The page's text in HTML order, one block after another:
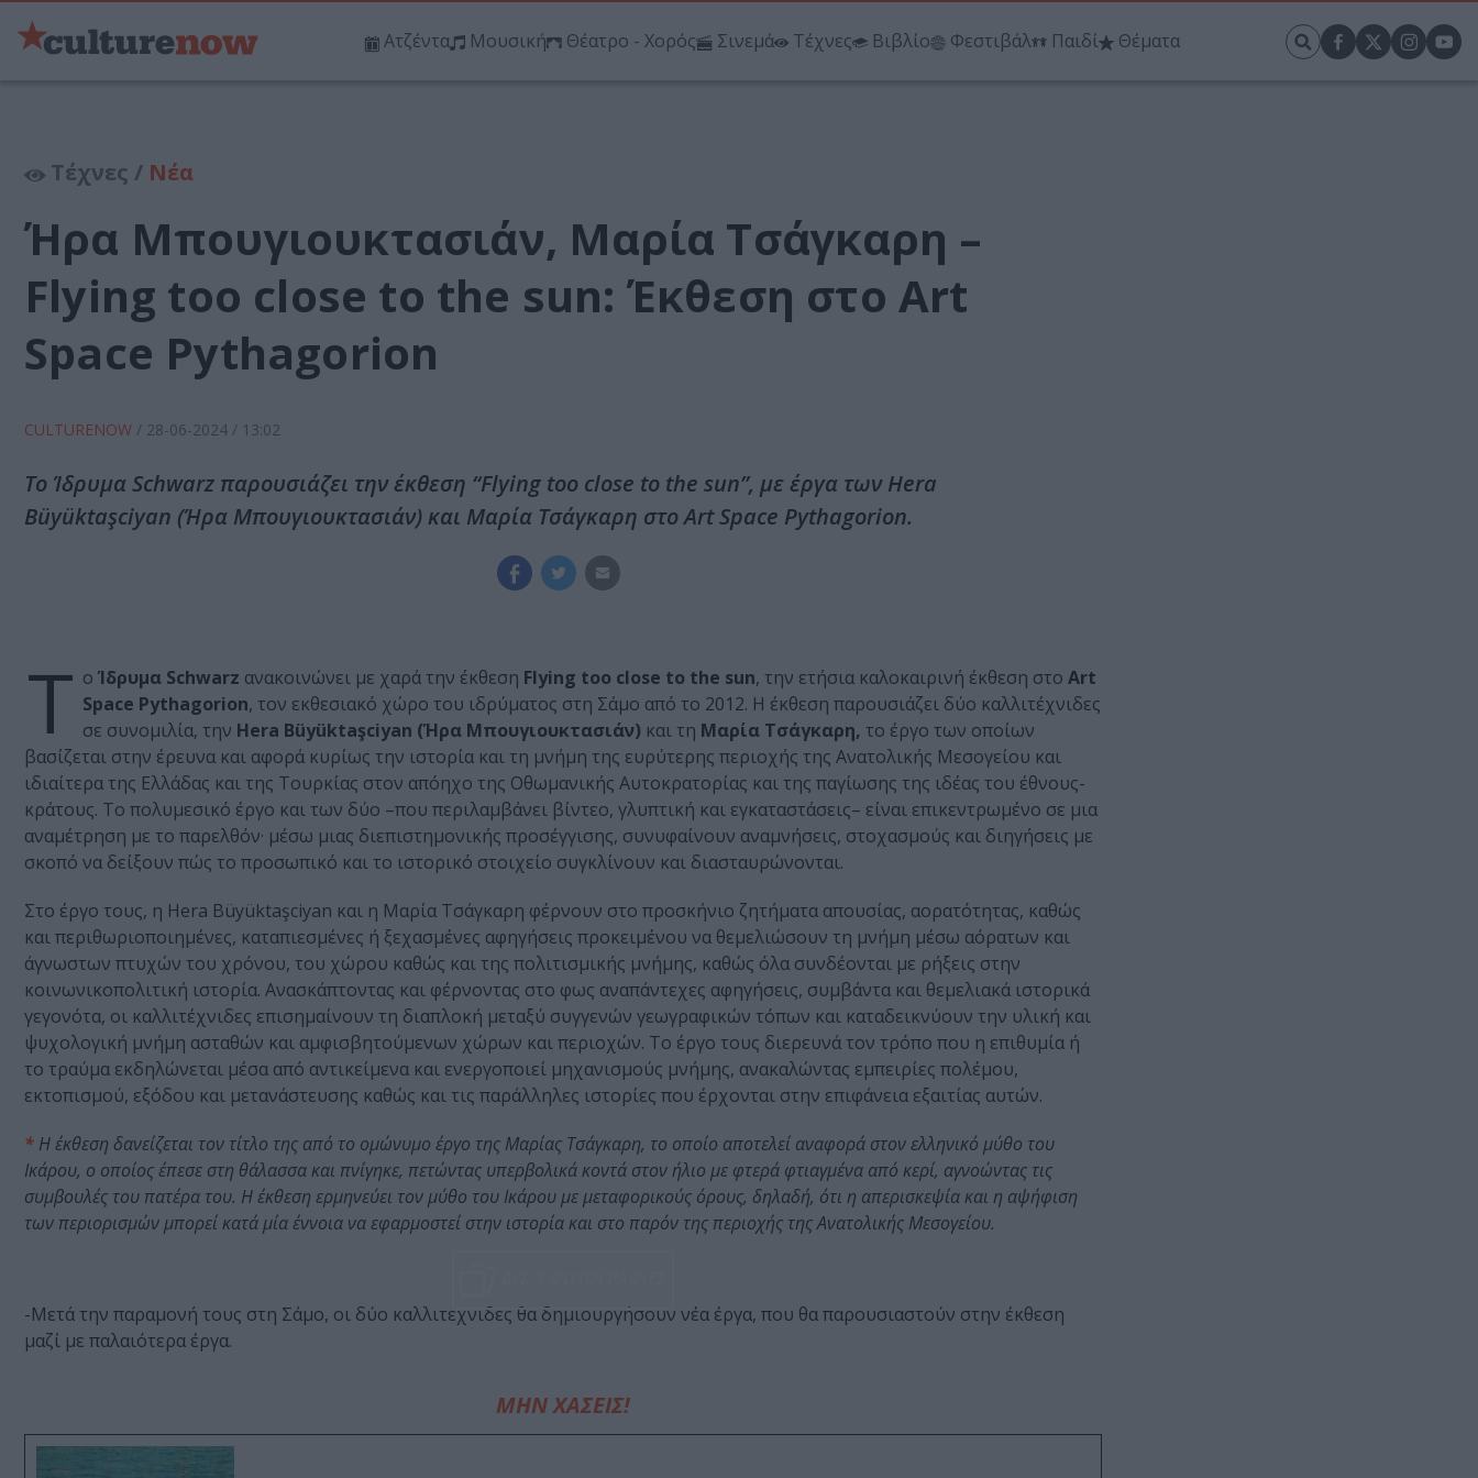
Ατζέντα Μουσική Θέατρο - Χορός Σινεμά Τέχνες Βιβλίο Φεστιβάλ Παιδί Θέματα
Τέχνες / Νέα
Ήρα Μπουγιουκτασιάν, Μαρία Τσάγκαρη –
Flying too close to the sun: Έκθεση στο Art
Space Pythagorion
CULTURENOW / 28-06-2024 / 13:02
To Ίδρυμα Schwarz παρουσιάζει την έκθεση “Flying too close to the sun”, με έργα των Hera
Büyüktaşciyan (Ήρα Μπουγιουκτασιάν) και Μαρία Τσάγκαρη στο Art Space Pythagorion.
Τ ο Ίδρυμα Schwarz ανακοινώνει με χαρά την έκθεση Flying too close to the sun, την ετήσια καλοκαιρινή έκθεση στο Art
Space Pythagorion, τον εκθεσιακό χώρο του ιδρύματος στη Σάμο από το 2012. Η έκθεση παρουσιάζει δύο καλλιτέχνιδες
σε συνομιλία, την Hera Büyüktaşciyan (Ήρα Μπουγιουκτασιάν) και τη Μαρία Τσάγκαρη, το έργο των οποίων
βασίζεται στην έρευνα και αφορά κυρίως την ιστορία και τη μνήμη της ευρύτερης περιοχής της Ανατολικής Μεσογείου και
ιδιαίτερα της Ελλάδας και της Τουρκίας στον απόηχο της Οθωμανικής Αυτοκρατορίας και της παγίωσης της ιδέας του έθνους-
κράτους. Το πολυμεσικό έργο και των δύο –που περιλαμβάνει βίντεο, γλυπτική και εγκαταστάσεις­– είναι επικεντρωμένο σε μια
αναμέτρηση με το παρελθόν· μέσω μιας διεπιστημονικής προσέγγισης, συνυφαίνουν αναμνήσεις, στοχασμούς και διηγήσεις με
σκοπό να δείξουν πώς το προσωπικό και το ιστορικό στοιχείο συγκλίνουν και διασταυρώνονται.
Στο έργο τους, η Hera Büyüktaşciyan και η Μαρία Τσάγκαρη φέρνουν στο προσκήνιο ζητήματα απουσίας, αορατότητας, καθώς
και περιθωριοποιημένες, καταπιεσμένες ή ξεχασμένες αφηγήσεις προκειμένου να θεμελιώσουν τη μνήμη μέσω αόρατων και
άγνωστων πτυχών του χρόνου, του χώρου καθώς και της πολιτισμικής μνήμης, καθώς όλα συνδέονται με ρήξεις στην
κοινωνικοπολιτική ιστορία. Ανασκάπτοντας και φέρνοντας στο φως αναπάντεχες αφηγήσεις, συμβάντα και θεμελιακά ιστορικά
γεγονότα, οι καλλιτέχνιδες επισημαίνουν τη διαπλοκή μεταξύ συγγενών γεωγραφικών τόπων και καταδεικνύουν την υλική και
ψυχολογική μνήμη ασταθών και αμφισβητούμενων χώρων και περιοχών. Το έργο τους διερευνά τον τρόπο που η επιθυμία ή
το τραύμα εκδηλώνεται μέσα από αντικείμενα και ενεργοποιεί μηχανισμούς μνήμης, ανακαλώντας εμπειρίες πολέμου,
εκτοπισμού, εξόδου και μετανάστευσης καθώς και τις παράλληλες ιστορίες που έρχονται στην επιφάνεια εξαιτίας αυτών.
* Η έκθεση δανείζεται τον τίτλο της από το ομώνυμο έργο της Μαρίας Τσάγκαρη, το οποίο αποτελεί αναφορά στον ελληνικό μύθο του
Ικάρου, ο οποίος έπεσε στη θάλασσα και πνίγηκε, πετώντας υπερβολικά κοντά στον ήλιο με φτερά φτιαγμένα από κερί, αγνοώντας τις
συμβουλές του πατέρα του. Η έκθεση ερμηνεύει τον μύθο του Ικάρου με μεταφορικούς όρους, δηλαδή, ότι η απερισκεψία και η αψήφιση
των περιορισμών μπορεί κατά μία έννοια να εφαρμοστεί στην ιστορία και στο παρόν της περιοχής της Ανατολικής Μεσογείου.
-Μετά την παραμονή τους στη Σάμο, οι δύο καλλιτέχνιδες θα δημιουργήσουν νέα έργα, που θα παρουσιαστούν στην έκθεση
μαζί με παλαιότερα έργα.
ΜΗΝ ΧΑΣΕΙΣ!